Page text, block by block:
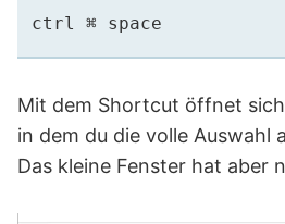
Mit dem Shortcut öffnet
in dem du die volle Auswahl
Das kleine Fenster hat aber